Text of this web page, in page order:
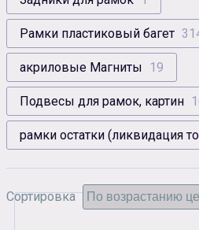
Рамки пластиковый багет
акриловые Магниты 19
Подвесы для рамок, картин
рамки остатки (ликвидация
Сортировка